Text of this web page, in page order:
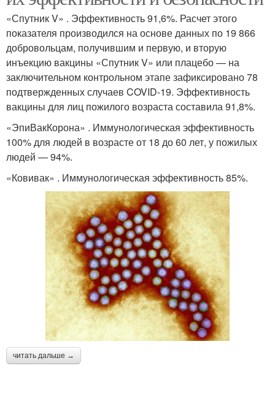
«Спутник V» . Эффективность 91,6%. Расчет этого
показателя производился на основе данных по 19 866
добровольцам, получившим и первую, и вторую
инъекцию вакцины «Спутник V» или плацебо — на
заключительном контрольном этапе зафиксировано 78
подтвержденных случаев COVID-19. Эффективность
вакцины для лиц пожилого возраста составила 91,8%.
«ЭпиВакКорона» . Иммунологическая эффективность
100% для людей в возрасте от 18 до 60 лет, у пожилых
людей — 94%.
«Ковивак» . Иммунологическая эффективность 85%.
читать дальше →